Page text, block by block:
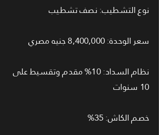
نوع التشطيب: نصف تشطيب
سعر الوحدة: 8,400,000 جنيه مصري
نظام السداد: 10% مقدم وتقسيط على
10 سنوات
خصم الكاش: 35%